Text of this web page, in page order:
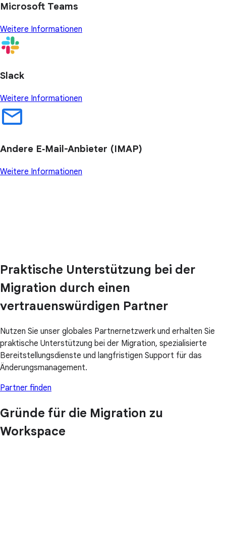
Microsoft Teams
Weitere Informationen
Slack
Weitere Informationen
Andere E‑Mail-Anbieter (IMAP)
Weitere Informationen
Praktische Unterstützung bei der
Migration durch einen
vertrauenswürdigen Partner
Nutzen Sie unser globales Partnernetzwerk und erhalten Sie
praktische Unterstützung bei der Migration, spezialisierte
Bereitstellungsdienste und langfristigen Support für das
Änderungsmanagement.
Partner finden
Gründe für die Migration zu
Workspace